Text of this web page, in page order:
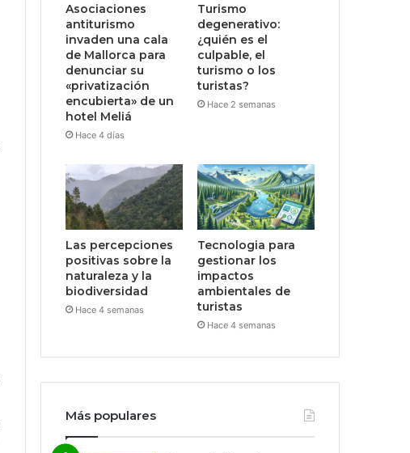
Asociaciones
antiturismo
invaden una cala
de Mallorca para
denunciar su
«privatización
encubierta» de un
hotel Meliá
Hace 4 días
Turismo
degenerativo:
¿quién es el
culpable, el
turismo o los
turistas?
Hace 2 semanas
Las percepciones
positivas sobre la
naturaleza y la
biodiversidad
Hace 4 semanas
Tecnologia para
gestionar los
impactos
ambientales de
turistas
Hace 4 semanas
Más populares